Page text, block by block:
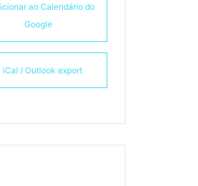
ao Calendário do
Google
iCal / Outlook export